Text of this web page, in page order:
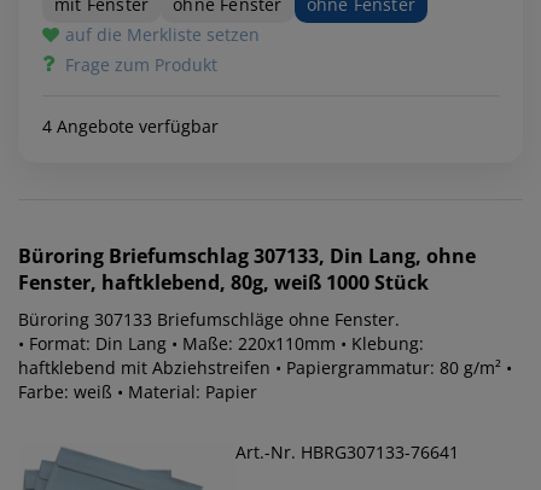
auf die Merkliste setzen
Frage zum Produkt
4 Angebote verfügbar
Büroring Briefumschlag 307133, Din Lang, ohne
Fenster, haftklebend, 80g, weiß 1000 Stück
Büroring 307133 Briefumschläge ohne Fenster.
• Format: Din Lang • Maße: 220x110mm • Klebung:
haftklebend mit Abziehstreifen • Papiergrammatur: 80 g/m² •
Farbe: weiß • Material: Papier
Art.-Nr. HBRG307133-76641